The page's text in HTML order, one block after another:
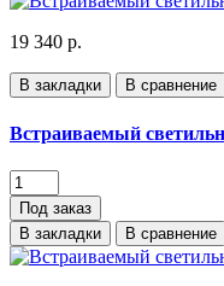
19 340 р.
В закладки В сравнение
Встраиваемый
Под заказ
В закладки
В сравнение